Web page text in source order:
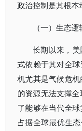
政治控制是其根本
（一）生态
长期以来，
式依赖于其对全
机尤其是气候危
的资源无法支撑
了能够在当代全
占据全球最优生